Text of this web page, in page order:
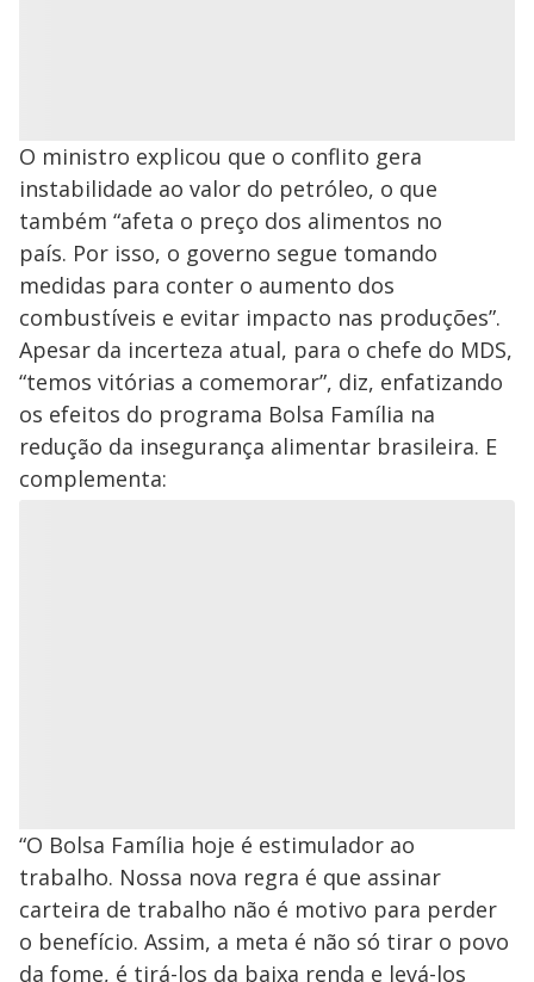
O ministro explicou que o conflito gera
instabilidade ao valor do petróleo, o que
também “afeta o preço dos alimentos no
país. Por isso, o governo segue tomando
medidas para conter o aumento dos
combustíveis e evitar impacto nas produções”.
Apesar da incerteza atual, para o chefe do MDS,
“temos vitórias a comemorar”, diz, enfatizando
os efeitos do programa Bolsa Família na
redução da insegurança alimentar brasileira. E
complementa:
“O Bolsa Família hoje é estimulador ao
trabalho. Nossa nova regra é que assinar
carteira de trabalho não é motivo para perder
o benefício. Assim, a meta é não só tirar o povo
da fome, é tirá-los da baixa renda e levá-los